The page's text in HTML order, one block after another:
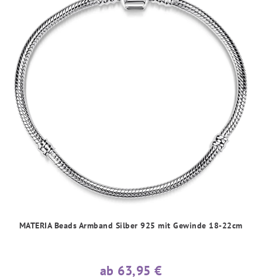
MATERIA Beads Armband Silber 925 mit Gewinde 18-22cm
ab 63,95 €